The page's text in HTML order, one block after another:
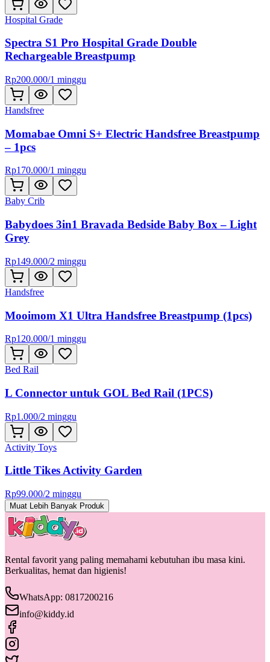
Hospital Grade
Spectra S1 Pro Hospital Grade Double
Rechargeable Breastpump
Rp200.000/1 minggu
Handsfree
Momabae Omni S+ Electric Handsfree Breastpump
– 1pcs
Rp170.000/1 minggu
Baby Crib
Babydoes 3in1 Bravada Bedside Baby Box – Light
Grey
Rp149.000/2 minggu
Handsfree
Mooimom X1 Ultra Handsfree Breastpump (1pcs)
Rp120.000/1 minggu
Bed Rail
L Connector untuk GOL Bed Rail (1PCS)
Rp1.000/2 minggu
Activity Toys
Little Tikes Activity Garden
Rp99.000/2 minggu
Muat Lebih Banyak Produk
Rental favorit yang paling memahami kebutuhan ibu masa kini.
Berkualitas, hemat dan higienis!
WhatsApp: 0817200216
info@kiddy.id